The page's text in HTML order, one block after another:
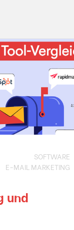
SOFTWARE
E-MAIL MARKETING
und